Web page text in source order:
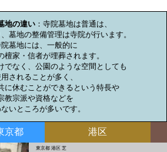
地の違い ：寺院墓地は普通は、
墓地の整備管理は寺院が行います。
墓地には、一般的に
檀家・信者が埋葬されます。
でなく、公園のような空間としても
されることが多く、
に休むことができるという特長や
教宗派や資格などを
いところが多いです。
京都 港区
東京都 港区 芝